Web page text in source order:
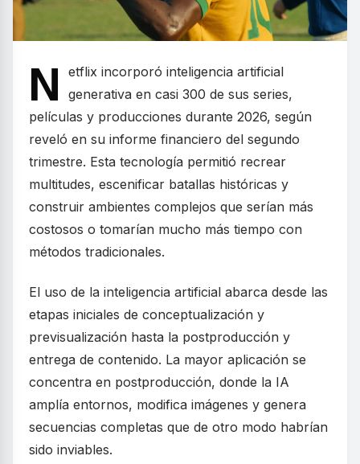
N
etflix incorporó inteligencia artificial
generativa en casi 300 de sus series,
películas y producciones durante 2026, según
reveló en su informe financiero del segundo
trimestre. Esta tecnología permitió recrear
multitudes, escenificar batallas históricas y
construir ambientes complejos que serían más
costosos o tomarían mucho más tiempo con
métodos tradicionales.
El uso de la inteligencia artificial abarca desde las
etapas iniciales de conceptualización y
previsualización hasta la postproducción y
entrega de contenido. La mayor aplicación se
concentra en postproducción, donde la IA
amplía entornos, modifica imágenes y genera
secuencias completas que de otro modo habrían
sido inviables.